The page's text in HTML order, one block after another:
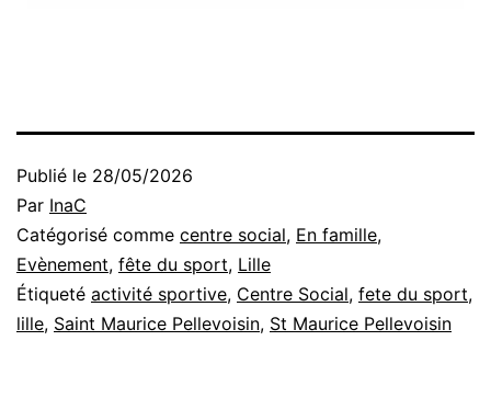
Publié le 28/05/2026
Par InaC
Catégorisé comme centre social, En famille,
Evènement, fête du sport, Lille
Étiqueté activité sportive, Centre Social, fete du sport,
lille, Saint Maurice Pellevoisin, St Maurice Pellevoisin